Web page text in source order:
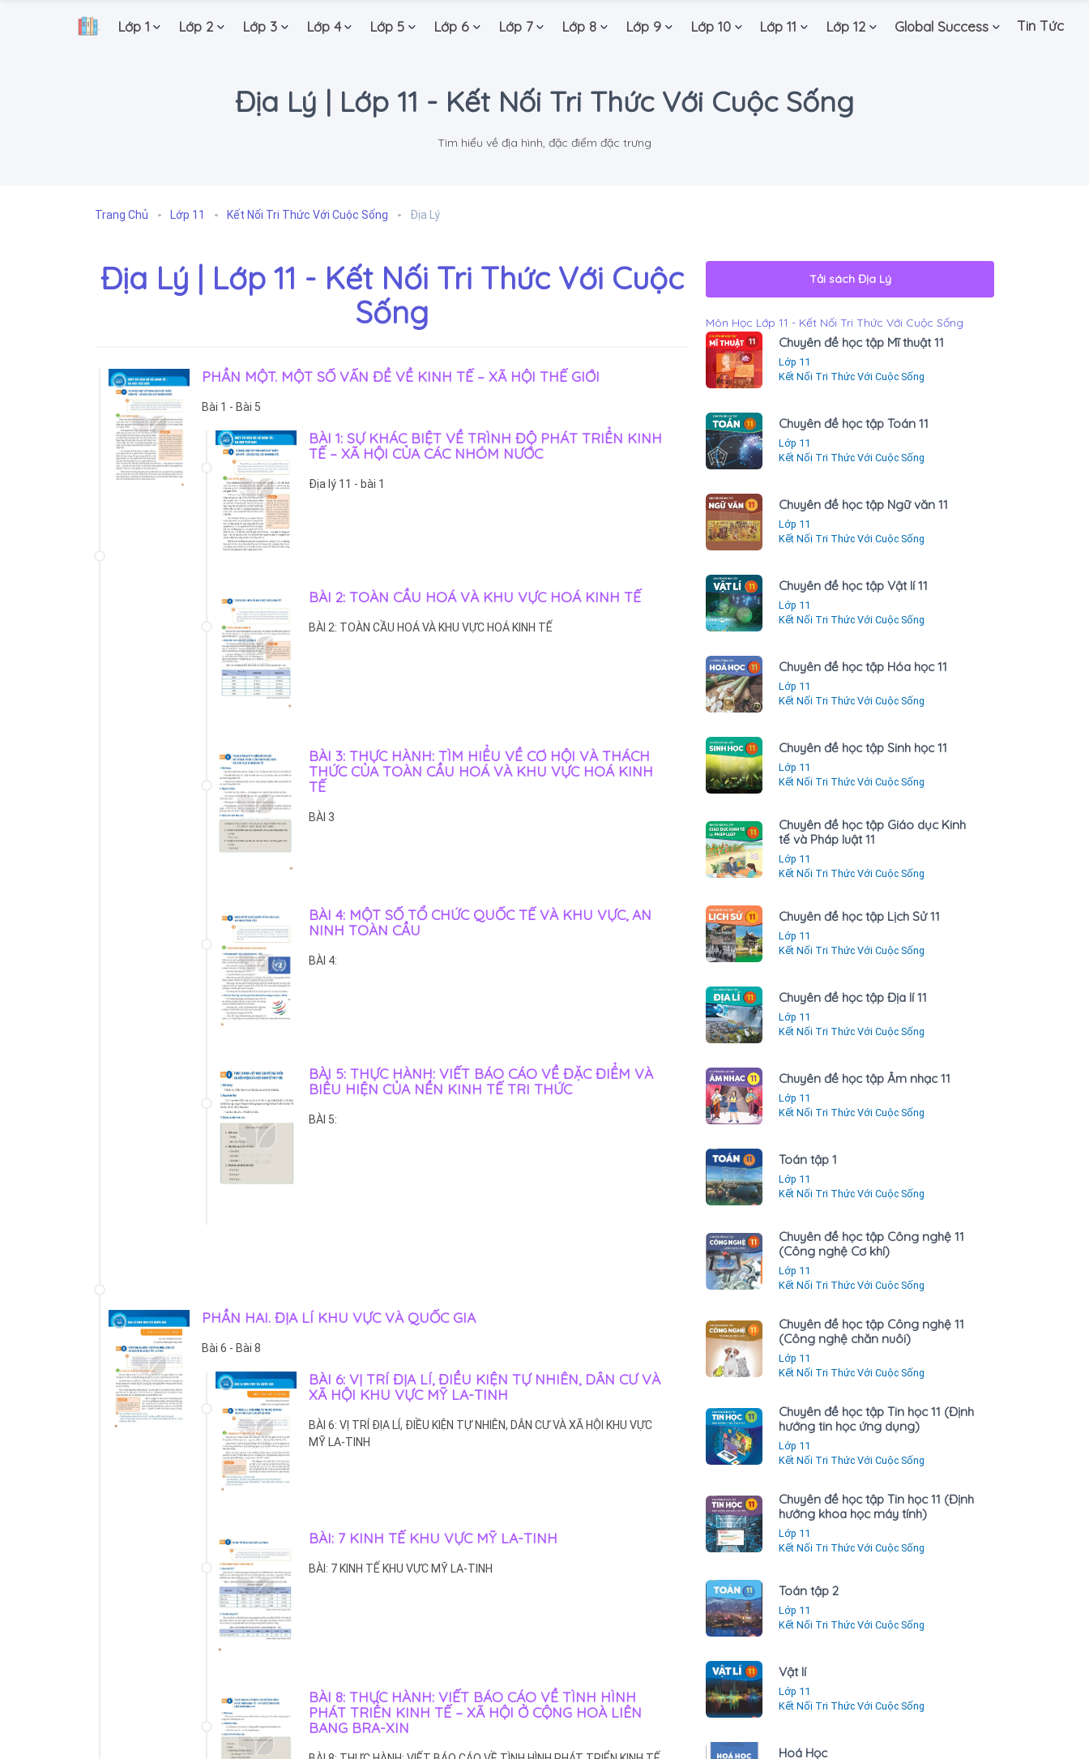
. Lớp 1 Lớp 2 Lớp 3 Lớp 4 Lớp 5 Lớp 6 Lớp 7 Lớp 8 Lớp 9 Lớp 10 Lớp 11 Lớp 12 Global Success Tin Tức
Địa Lý | Lớp 11 - Kết Nối Tri Thức Với Cuộc Sống
Tìm hiểu về địa hình, đặc điểm đặc trưng
Trang Chủ Lớp 11 Kết Nối Tri Thức Với Cuộc Sống Địa Lý
Địa Lý | Lớp 11 - Kết Nối Tri Thức Với Cuộc
Sống
PHẦN MỘT. MỘT SỐ VẤN ĐỀ VỀ KINH TẾ – XÃ HỘI THẾ GIỚI
Bài 1 - Bài 5
BÀI 1: SỰ KHÁC BIỆT VỀ TRÌNH ĐỘ PHÁT TRIỂN KINH
TẾ – XÃ HỘI CỦA CÁC NHÓM NƯỚC
Địa lý 11 - bài 1
BÀI 2: TOÀN CẦU HOÁ VÀ KHU VỰC HOÁ KINH TẾ
BÀI 2: TOÀN CẦU HOÁ VÀ KHU VỰC HOÁ KINH TẾ
BÀI 3: THỰC HÀNH: TÌM HIỂU VỀ CƠ HỘI VÀ THÁCH
THỨC CỦA TOÀN CẦU HOÁ VÀ KHU VỰC HOÁ KINH
TẾ
BÀI 3
BÀI 4: MỘT SỐ TỔ CHỨC QUỐC TẾ VÀ KHU VỰC, AN
NINH TOÀN CẦU
BÀI 4:
BÀI 5: THỰC HÀNH: VIẾT BÁO CÁO VỀ ĐẶC ĐIỂM VÀ
BIỂU HIỆN CỦA NỀN KINH TẾ TRI THỨC
BÀI 5:
PHẦN HAI. ĐỊA LÍ KHU VỰC VÀ QUỐC GIA
Bài 6 - Bài 8
BÀI 6: VỊ TRÍ ĐỊA LÍ, ĐIỀU KIỆN TỰ NHIÊN, DÂN CƯ VÀ
XÃ HỘI KHU VỰC MỸ LA-TINH
BÀI 6: VỊ TRÍ ĐỊA LÍ, ĐIỀU KIỆN TỰ NHIÊN, DÂN CƯ VÀ XÃ HỘI KHU VỰC
MỸ LA-TINH
BÀI: 7 KINH TẾ KHU VỰC MỸ LA-TINH
BÀI: 7 KINH TẾ KHU VỰC MỸ LA-TINH
BÀI 8: THỰC HÀNH: VIẾT BÁO CÁO VỀ TÌNH HÌNH
PHÁT TRIỂN KINH TẾ – XÃ HỘI Ở CỘNG HOÀ LIÊN
BANG BRA-XIN
Tải sách Địa Lý
Môn Học Lớp 11 - Kết Nối Tri Thức Với Cuộc Sống
Chuyên đề học tập Mĩ thuật 11
Lớp 11
Kết Nối Tri Thức Với Cuộc Sống
Chuyên đề học tập Toán 11
Lớp 11
Kết Nối Tri Thức Với Cuộc Sống
Chuyên đề học tập Ngữ văn 11
Lớp 11
Kết Nối Tri Thức Với Cuộc Sống
Chuyên đề học tập Vật lí 11
Lớp 11
Kết Nối Tri Thức Với Cuộc Sống
Chuyên đề học tập Hóa học 11
Lớp 11
Kết Nối Tri Thức Với Cuộc Sống
Chuyên đề học tập Sinh học 11
Lớp 11
Kết Nối Tri Thức Với Cuộc Sống
Chuyên đề học tập Giáo dục Kinh
tế và Pháp luật 11
Lớp 11
Kết Nối Tri Thức Với Cuộc Sống
Chuyên đề học tập Lịch Sử 11
Lớp 11
Kết Nối Tri Thức Với Cuộc Sống
Chuyên đề học tập Địa lí 11
Lớp 11
Kết Nối Tri Thức Với Cuộc Sống
Chuyên đề học tập Âm nhạc 11
Lớp 11
Kết Nối Tri Thức Với Cuộc Sống
Toán tập 1
Lớp 11
Kết Nối Tri Thức Với Cuộc Sống
Chuyên đề học tập Công nghệ 11
(Công nghệ Cơ khí)
Lớp 11
Kết Nối Tri Thức Với Cuộc Sống
Chuyên đề học tập Công nghệ 11
(Công nghệ chăn nuôi)
Lớp 11
Kết Nối Tri Thức Với Cuộc Sống
Chuyên đề học tập Tin học 11 (Định
hướng tin học ứng dụng)
Lớp 11
Kết Nối Tri Thức Với Cuộc Sống
Chuyên đề học tập Tin học 11 (Định
hướng khoa học máy tính)
Lớp 11
Kết Nối Tri Thức Với Cuộc Sống
Toán tập 2
Lớp 11
Kết Nối Tri Thức Với Cuộc Sống
Vật lí
Lớp 11
Kết Nối Tri Thức Với Cuộc Sống
Hoá Học